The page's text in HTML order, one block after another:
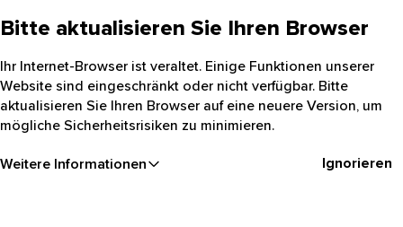
Bitte aktualisieren Sie Ihren Browser
Ihr Internet-Browser ist veraltet. Einige Funktionen unserer
Website sind eingeschränkt oder nicht verfügbar. Bitte
aktualisieren Sie Ihren Browser auf eine neuere Version, um
mögliche Sicherheitsrisiken zu minimieren.
Weitere Informationen Ignorieren